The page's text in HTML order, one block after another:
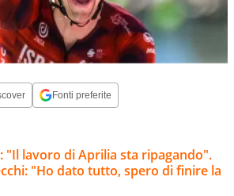
Fonti preferite
"Il lavoro di Aprilia sta ripagando".
"Ho dato tutto, spero di finire la